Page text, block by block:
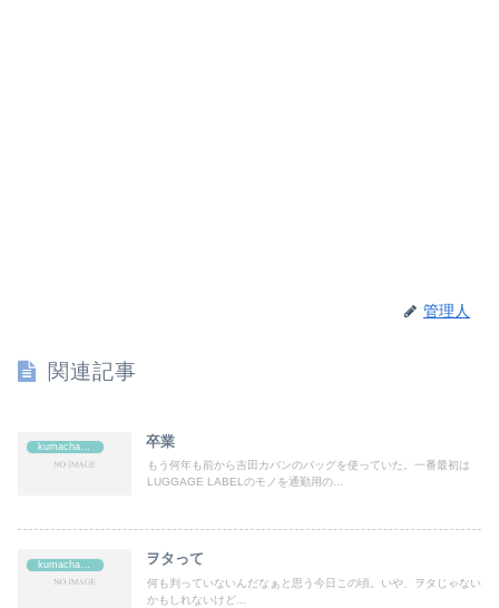
管理人
関連記事
卒業
もう何年も前から吉田カバンのバッグを使っていた。一番最初は
LUGGAGE LABELのモノを通勤用の...
ヲタって
何も判っていないんだなぁと思う今日この頃。いや、ヲタじゃない
かもしれないけど...